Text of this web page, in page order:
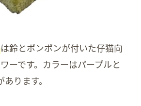
は鈴とポンポンが付いた仔猫向
ーです。カラーはパープルと
ります。